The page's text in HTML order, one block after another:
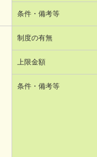
条件・備考等
制度の有無
上限金額
条件・備考等